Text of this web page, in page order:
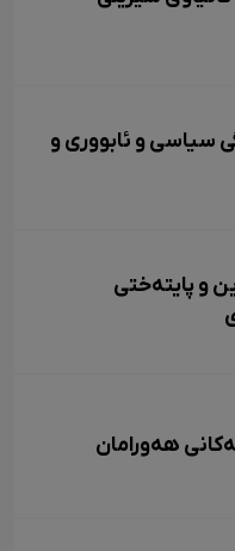
سیاسی و ئابووری و
و پایتەختی
هەورامان